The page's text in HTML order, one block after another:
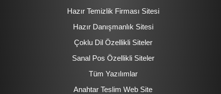
Hazır Temizlik Firması Sitesi
Hazır Danışmanlık Sitesi
Çoklu Dil Özellikli Siteler
Sanal Pos Özellikli Siteler
Tüm Yazılımlar
Anahtar Teslim Web Site